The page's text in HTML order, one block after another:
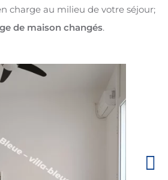
charge au milieu de votre séjour;
de maison changés.